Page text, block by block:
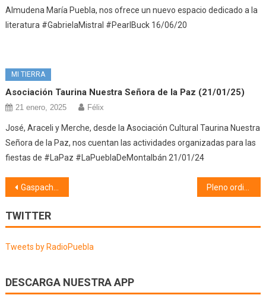
Almudena María Puebla, nos ofrece un nuevo espacio dedicado a la
literatura #GabrielaMistral #PearlBuck 16/06/20
MI TIERRA
Asociación Taurina Nuestra Señora de la Paz (21/01/25)
21 enero, 2025 Félix
José, Araceli y Merche, desde la Asociación Cultural Taurina Nuestra
Señora de la Paz, nos cuentan las actividades organizadas para las
fiestas de #LaPaz #LaPueblaDeMontalbán 21/01/24
Navegación
de
entradas
Gaspacheo nacional, internacional y otras curiosidades (29/01/19)
TWITTER
Tweets by RadioPuebla
DESCARGA NUESTRA APP